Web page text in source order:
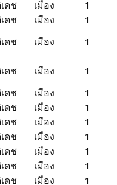
ดช เมือง
1
ดช เมือง
1
ดช เมือง 1
ดช เมือง
1
ดช เมือง
1
ดช เมือง
1
ดช เมือง
1
ดช เมือง
1
ดช เมือง
1
ดช เมือง
1
ดช เมือง
1